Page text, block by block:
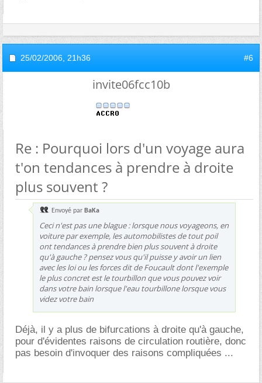
25/02/2006, 21h36 #6
invite06fcc10b
Re : Pourquoi lors d'un voyage aura
t'on tendances à prendre à droite
plus souvent ?
Envoyé par BaKa
Ceci n'est pas une blague : lorsque nous voyageons, en
voiture par exemple, les automobilistes de tout poil
ont tendances à prendre bien plus souvent à droite
qu'à gauche ? pensez vous qu'il puisse y avoir un lien
avec les loi ou les forces dit de Foucault dont l'exemple
le plus concret est le tourbillon que vous pouvez voir
dans votre bain lorsque l'eau tourbillone lorsque vous
videz votre bain
Déjà, il y a plus de bifurcations à droite qu'à gauche,
pour d'évidentes raisons de circulation routière, donc
pas besoin d'invoquer des raisons compliquées ...